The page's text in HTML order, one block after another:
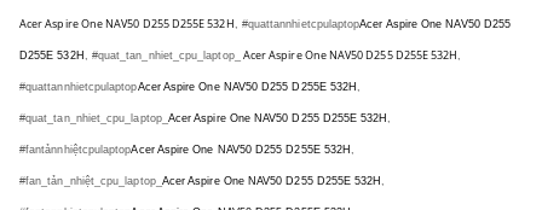
Acer Aspire One NAV50 D255 D255E 532H , #quattannhietcpulaptopAcer Aspire One NAV50 D255
D255E 532H , #quat_tan_nhiet_cpu_laptop_ Acer Aspire One NAV50 D255 D255E 532H
#quattannhietcpulaptopAcer Aspire One NAV50 D255 D255E 532H
#quat_tan_nhiet_cpu_laptop_ Acer Aspire One NAV50 D255 D255E 532H
#fantảnnhiệtcpulaptopAcer Aspire One NAV50 D255 D255E 532H
#fan_tản_nhiệt_cpu_laptop_ Acer Aspire One NAV50 D255 D255E 532H